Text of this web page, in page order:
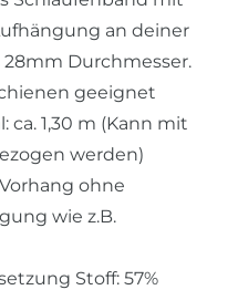
an deiner
Durchmesser.
geeignet
ca. 1,30 m (Kann mit
werden)
ohne
wie z.B.
Stoff: 57%